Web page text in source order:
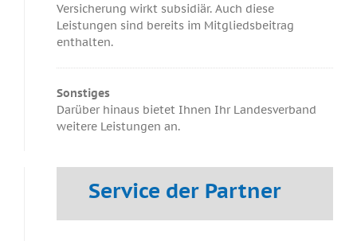
Versicherung wirkt subsidiär. Auch diese
Leistungen sind bereits im Mitgliedsbeitrag
enthalten.
Sonstiges
Darüber hinaus bietet Ihnen Ihr Landesverband
weitere Leistungen an.
Service der Partner